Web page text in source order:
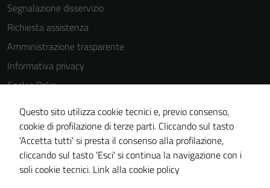
Segnalazione disservizio
Richiesta assistenza
Amministrazione trasparente
Informativa privacy
Cookie Policy
Note legali
Dichiarazione di accessibilità
Piano di miglioramento del sito
Statistiche sito web
Questo sito utilizza cookie tecnici e, previo consenso,
cookie di profilazione di terze parti. Cliccando sul tasto
'Accetta tutti' si presta il consenso alla profilazione,
cliccando sul tasto 'Esci' si continua la navigazione con i
soli cookie tecnici. Link alla cookie policy